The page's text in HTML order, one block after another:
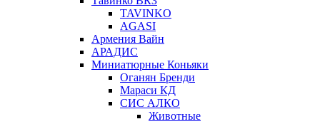
TAVINKO
AGASI
Армения Вайн
АРАДИС
Миниатюрные Коньяки
Оганян Бренди
Мараси КД
СИС АЛКО
Животные